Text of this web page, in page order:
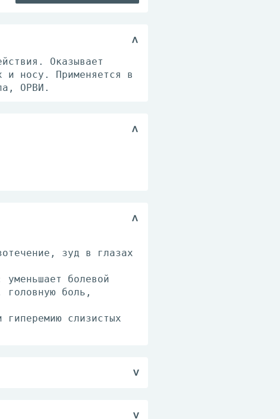
Оказывает
и носу. Применяется в
ОРВИ.
зуд в глазах
уменьшает болевой
головную боль,
слизистых